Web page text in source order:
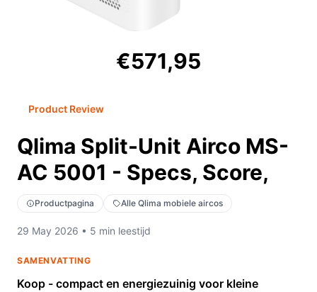
€571,95
Product Review
Qlima Split-Unit Airco MS-
AC 5001 - Specs, Score,
Productpagina Alle Qlima mobiele aircos
29 May 2026 • 5 min leestijd
SAMENVATTING
Koop - compact en energiezuinig voor kleine